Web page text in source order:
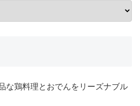
な鶏料理とおでんをリーズナブル